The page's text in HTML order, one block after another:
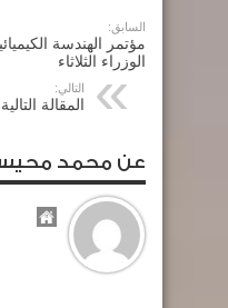
السابق:
مؤتمر الهندسة
الوزراء الثلاثاء
التالي:
المقالة التالية
عن محمد